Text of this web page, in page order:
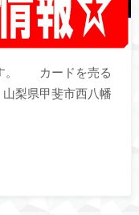
す。 カードを売る
梨県甲斐市西八幡